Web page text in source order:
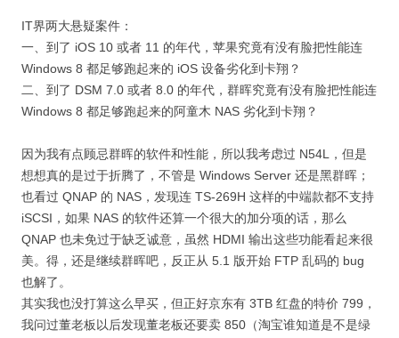
IT界两大悬疑案件：
一、到了 iOS 10 或者 11 的年代，苹果究竟有没有脸把性能连
Windows 8 都足够跑起来的 iOS 设备劣化到卡翔？
二、到了 DSM 7.0 或者 8.0 的年代，群晖究竟有没有脸把性能连
Windows 8 都足够跑起来的阿童木 NAS 劣化到卡翔？
因为我有点顾忌群晖的软件和性能，所以我考虑过 N54L，但是
想想真的是过于折腾了，不管是 Windows Server 还是黑群晖；
也看过 QNAP 的 NAS，发现连 TS-269H 这样的中端款都不支持
iSCSI，如果 NAS 的软件还算一个很大的加分项的话，那么
QNAP 也未免过于缺乏诚意，虽然 HDMI 输出这些功能看起来很
美。得，还是继续群晖吧，反正从 5.1 版开始 FTP 乱码的 bug
也解了。
其实我也没打算这么早买，但正好京东有 3TB 红盘的特价 799，
我问过董老板以后发现董老板还要卖 850（淘宝谁知道是不是绿